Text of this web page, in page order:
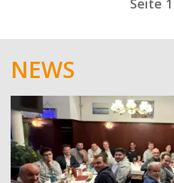
Seitennummerierung
Seite 1
NEWS